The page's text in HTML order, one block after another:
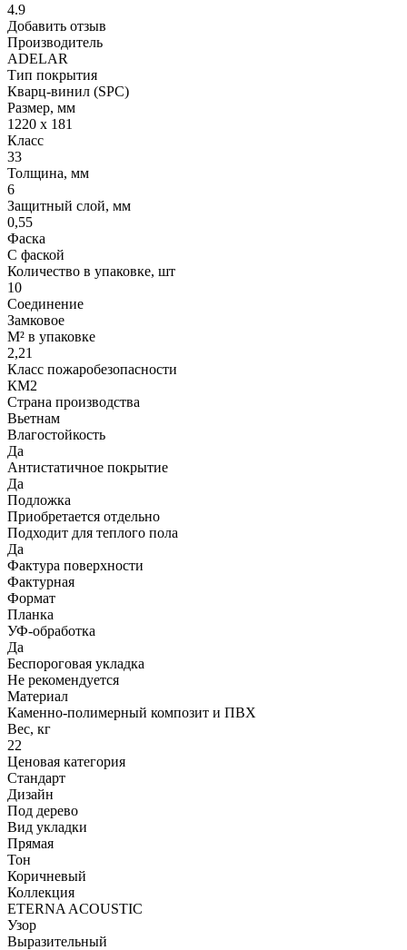
4.9
Добавить отзыв
Производитель
ADELAR
Тип покрытия
Кварц-винил (SPC)
Размер, мм
1220 х 181
Класс
33
Толщина, мм
6
Защитный слой, мм
0,55
Фаска
С фаской
Количество в упаковке, шт
10
Соединение
Замковое
М² в упаковке
2,21
Класс пожаробезопасности
КМ2
Страна производства
Вьетнам
Влагостойкость
Да
Антистатичное покрытие
Да
Подложка
Приобретается отдельно
Подходит для теплого пола
Да
Фактура поверхности
Фактурная
Формат
Планка
УФ-обработка
Да
Беспороговая укладка
Не рекомендуется
Материал
Каменно-полимерный композит и ПВХ
Вес, кг
22
Ценовая категория
Стандарт
Дизайн
Под дерево
Вид укладки
Прямая
Тон
Коричневый
Коллекция
ETERNA ACOUSTIC
Узор
Выразительный